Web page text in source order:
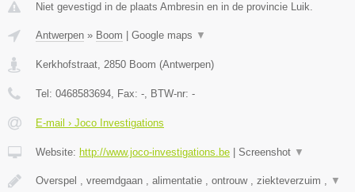
Niet gevestigd in de plaats Ambresin en in de provincie Luik.
Antwerpen » Boom Google maps ▼
Kerkhofstraat, 2850 Boom (Antwerpen)
Tel: 0468583694, Fax: -, BTW-nr: -
E-mail › Joco Investigations
Website: http://www.joco-investigations.be Screenshot ▼
Overspel , vreemdgaan , alimentatie , ontrouw , ziekteverzuim , ▼